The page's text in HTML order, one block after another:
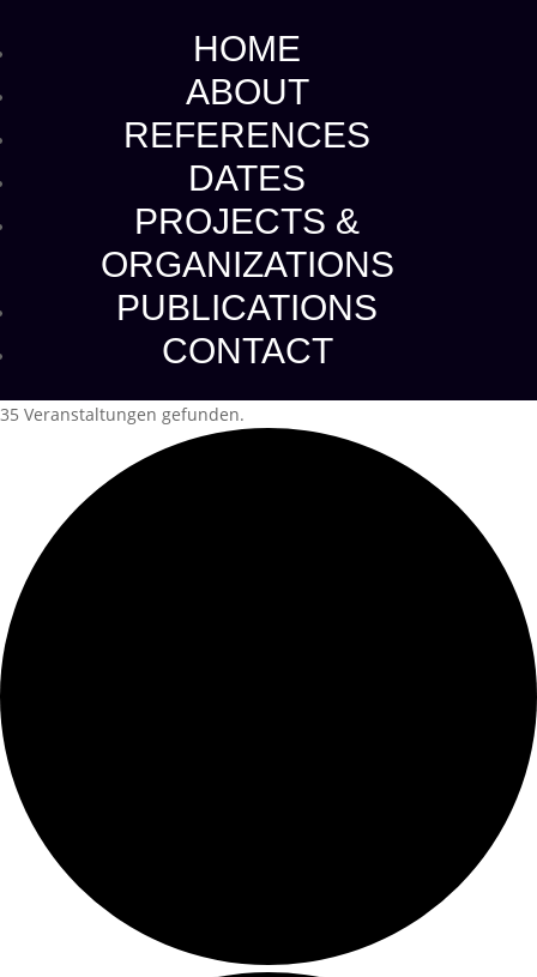
HOME
ABOUT
REFERENCES
DATES
PROJECTS &
ORGANIZATIONS
PUBLICATIONS
CONTACT
35 Veranstaltungen gefunden.